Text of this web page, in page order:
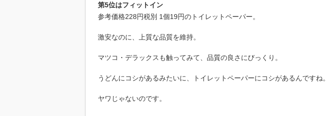
第5位はフィットイン
参考価格228円税別 1個19円のトイレットペーパー。
激安なのに、上質な品質を維持。
マツコ・デラックスも触ってみて、品質の良さにびっくり。
うどんにコシがあるみたいに、トイレットペーパーにコシがあるんですね。
ヤワじゃないのです。